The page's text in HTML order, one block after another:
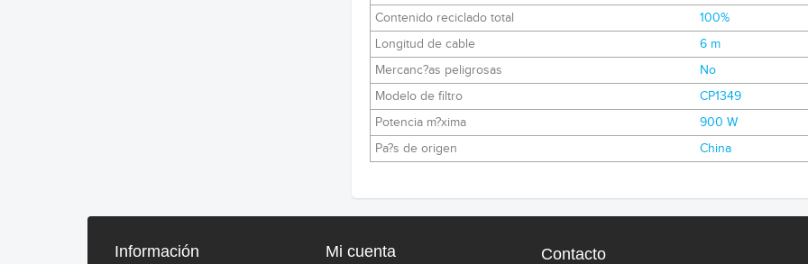
Contenido reciclado total
100%
Longitud de cable
6 m
Mercanc?as peligrosas
No
Modelo de filtro
CP1349
Potencia m?xima
900 W
Pa?s de origen
China
Información Mi cuenta Contacto